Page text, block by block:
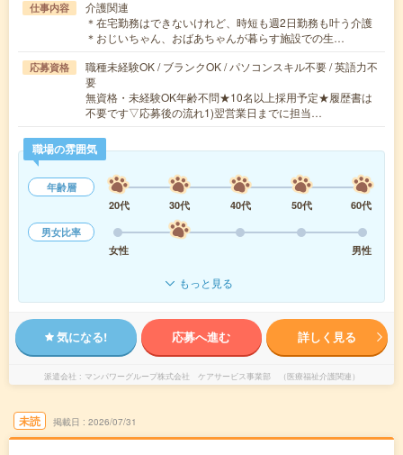
仕事内容
介護関連
＊在宅勤務はできないけれど、時短も週2日勤務も叶う介護
＊おじいちゃん、おばあちゃんが暮らす施設での生…
応募資格
職種未経験OK / ブランクOK / パソコンスキル不要 / 英語力不
要
無資格・未経験OK年齢不問★10名以上採用予定★履歴書は
不要です▽応募後の流れ1)翌営業日までに担当…
職場の雰囲気
年齢層
20代
30代 40代 50代
60代
男女比率
女性
男性
もっと見る
気になる! 応募へ進む 詳しく見る
派遣会社 マンパワーグループ株式会社 ケアサービス事業部 （医療福祉介護関連）
未読 掲載日 2026/07/31